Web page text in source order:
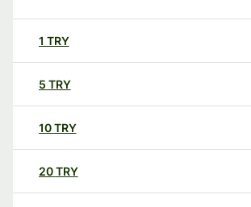
1 TRY
5 TRY
10TRY
20TRY